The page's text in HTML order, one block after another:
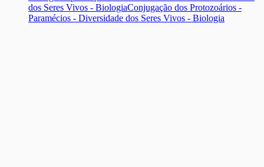
dos Seres Vivos - BiologiaConjugação dos Protozoários -
Paramécios - Diversidade dos Seres Vivos - Biologia